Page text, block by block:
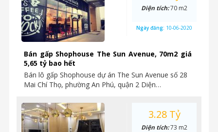
Bán gấp Shophouse The Sun Avenue, 70m2 giá
5,65 tỷ bao hết
Bán lô gấp Shophouse dự án The Sun Avenue số 28
Mai Chí Thọ, phường An Phú, quận 2 Diện…
Diện tích:70 m2
Ngày đăng: 10-06-2020
3.28 Tỷ
Diện tích:73 m2